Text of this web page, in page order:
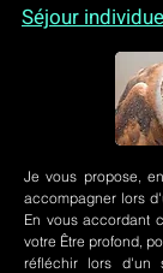
Séjour
Je vous propose,
accompagner lors
En vous accordant
votre Être profond,
réfléchir lors d'un